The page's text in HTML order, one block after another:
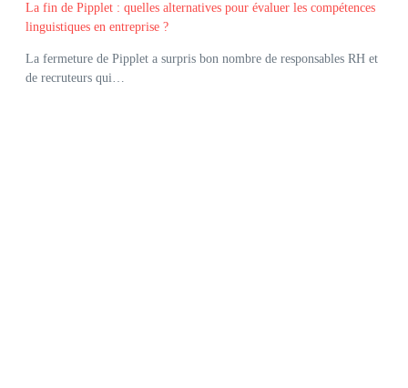
La fin de Pipplet : quelles alternatives pour évaluer les compétences
linguistiques en entreprise ?
La fermeture de Pipplet a surpris bon nombre de responsables RH et
de recruteurs qui…